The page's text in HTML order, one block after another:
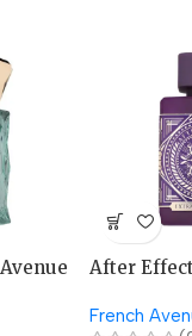
After
French